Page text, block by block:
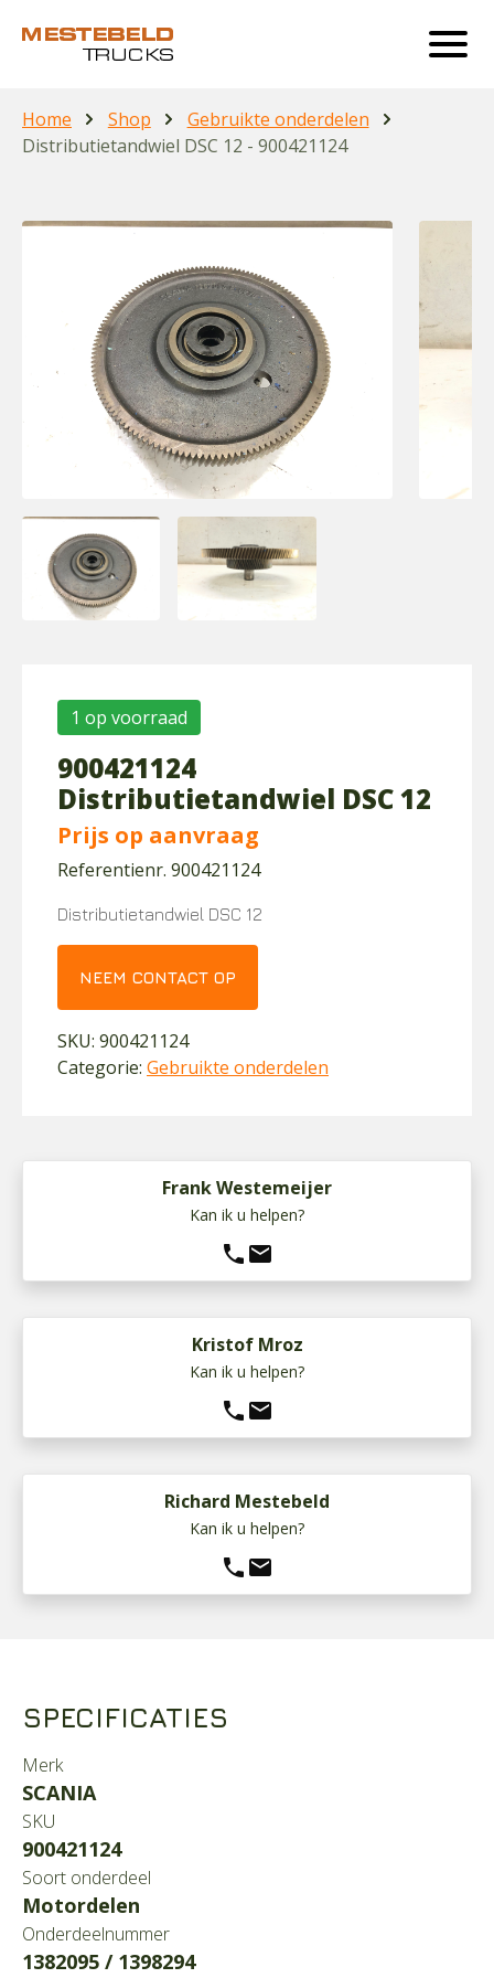
Home Shop
Gebruikte onderdelen
Distributietandwiel DSC 12 - 900421124
1 op voorraad
900421124
Distributietandwiel DSC 12
Prijs op aanvraag
Referentienr. 900421124
Distributietandwiel DSC 12
NEEM CONTACT OP
SKU: 900421124
Categorie: Gebruikte onderdelen
Frank Westemeijer
Kan ik u helpen?
phone mail
Kristof Mroz
Kan ik u helpen?
phone mail
Richard Mestebeld
Kan ik u helpen?
phone mail
SPECIFICATIES
Merk
SCANIA
SKU
900421124
Soort onderdeel
Motordelen
Onderdeelnummer
1382095 / 1398294